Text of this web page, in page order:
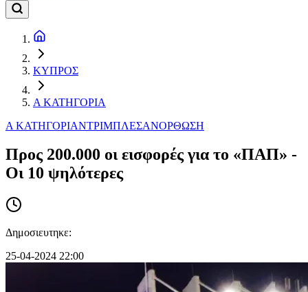
ΚΥΠΡΟΣ
Α ΚΑΤΗΓΟΡΙΑ
Α ΚΑΤΗΓΟΡΙΑΝΤΡΙΜΠΛΕΣΑΝΟΡΘΩΣΗ
Προς 200.000 οι εισφορές για το «ΠΑΠ» -
Oι 10 ψηλότερες
Δημοσιευτηκε:
25-04-2024 22:00